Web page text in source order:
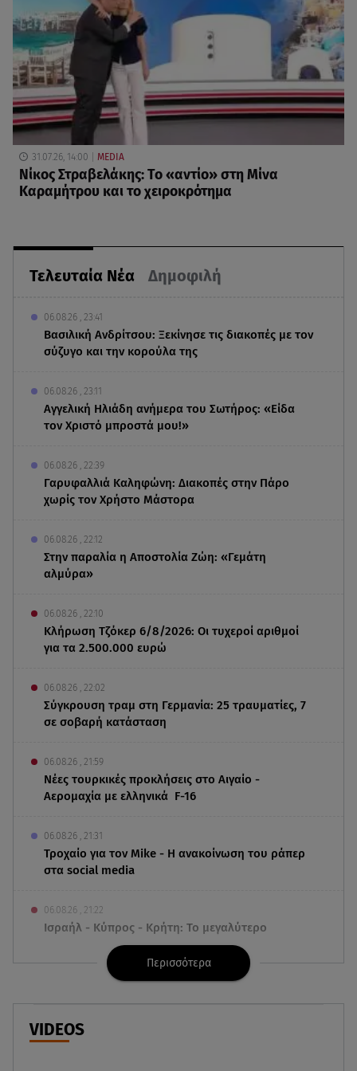
Τελευταία Νέα Δημοφιλή
06.08.26 , 23:41
Βασιλική Ανδρίτσου: Ξεκίνησε τις διακοπές με τον
σύζυγο και την κορούλα της
06.08.26 , 23:11
Αγγελική Ηλιάδη ανήμερα του Σωτήρος: «Είδα
τον Χριστό μπροστά μου!»
06.08.26 , 22:39
Γαρυφαλλιά Καληφώνη: Διακοπές στην Πάρο
χωρίς τον Χρήστο Μάστορα
06.08.26 , 22:12
Στην παραλία η Αποστολία Ζώη: «Γεμάτη
αλμύρα»
06.08.26 , 22:10
Κλήρωση Τζόκερ 6/8/2026: Οι τυχεροί αριθμοί
για τα 2.500.000 ευρώ
06.08.26 , 22:02
Σύγκρουση τραμ στη Γερμανία: 25 τραυματίες, 7
σε σοβαρή κατάσταση
06.08.26 , 21:59
Νέες τουρκικές προκλήσεις στο Αιγαίο -
Αερομαχία με ελληνικά F-16
06.08.26 , 21:31
Τροχαίο για τον Mike - Η ανακοίνωση του ράπερ
στα social media
06.08.26 , 21:22
Ισραήλ - Κύπρος - Κρήτη: Το μεγαλύτερο
υποθαλάσσιο καλώδιο στον κόσμο
Motor Oil: Δωρεά πυροσβεστικών οχημάτων και
Περισσότερα
VIDEOS
31.07.26, 14:00 MEDIA
Νίκος Στραβελάκης: Το «αντίο» στη Μίνα
Καραμήτρου και το χειροκρότημα